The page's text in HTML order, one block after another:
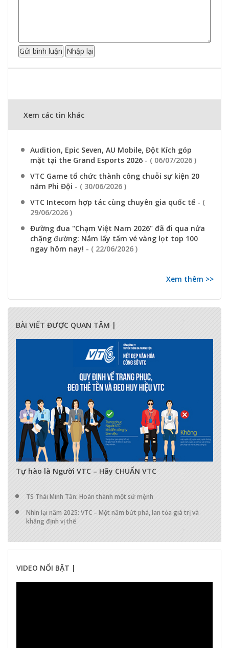
Xem các tin khác
Audition, Epic Seven, AU Mobile, Đột Kích góp
mặt tại the Grand Esports 2026 - ( 06/07/2026 )
VTC Game tổ chức thành công chuỗi sự kiện 20
năm Phi Đội - ( 30/06/2026 )
VTC Intecom hợp tác cùng chuyên gia quốc tế - (
29/06/2026 )
Đường đua "Chạm Việt Nam 2026" đã đi qua nửa
chặng đường: Nắm lấy tấm vé vàng lọt top 100
ngay hôm nay! - ( 22/06/2026 )
Xem thêm >>
BÀI VIẾT ĐƯỢC QUAN TÂM |
Tự hào là Người VTC – Hãy CHUẨN VTC
TS Thái Minh Tần: Hoàn thành một sứ mệnh
Nhìn lại năm 2025: VTC – Một năm bứt phá, lan tỏa giá trị và
khẳng định vị thế
VIDEO NỔI BẬT |